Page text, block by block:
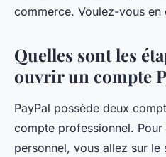
commerce. Voulez-vous en
Quelles sont les
ouvrir un compte
PayPal possède deux
compte professionnel.
personnel, vous allez sur